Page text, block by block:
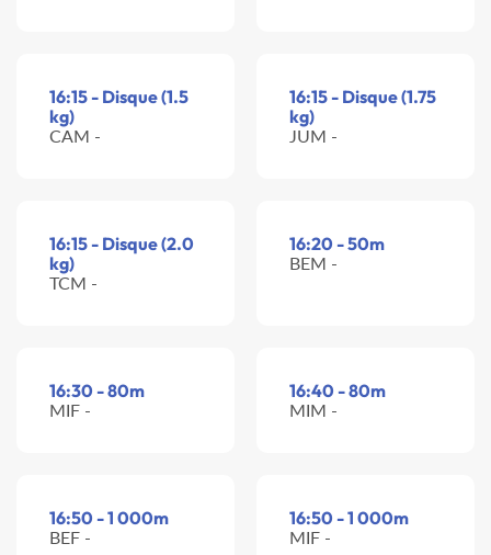
16:15 - Disque (1.5
kg)
CAM -
16:15 - Disque (1.75
kg)
JUM -
16:15 - Disque (2.0
kg)
TCM -
16:20 - 50m
BEM -
16:30 - 80m
MIF -
16:40 - 80m
MIM -
16:50 - 1 000m
BEF -
16:50 - 1 000m
MIF -